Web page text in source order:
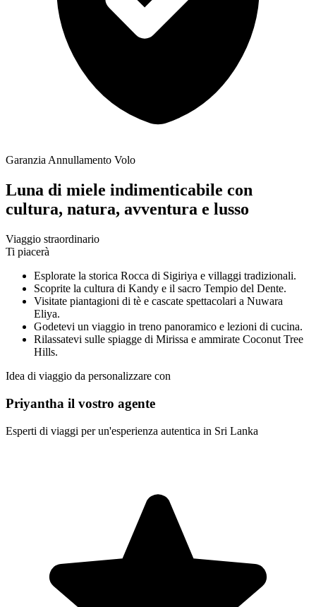
Garanzia Annullamento Volo
Luna di miele indimenticabile con
cultura, natura, avventura e lusso
Viaggio straordinario
Ti piacerà
Esplorate la storica Rocca di Sigiriya e villaggi tradizionali.
Scoprite la cultura di Kandy e il sacro Tempio del Dente.
Visitate piantagioni di tè e cascate spettacolari a Nuwara
Eliya.
Godetevi un viaggio in treno panoramico e lezioni di cucina.
Rilassatevi sulle spiagge di Mirissa e ammirate Coconut Tree
Hills.
Idea di viaggio da personalizzare con
Priyantha il vostro agente
Esperti di viaggi per un'esperienza autentica in Sri Lanka